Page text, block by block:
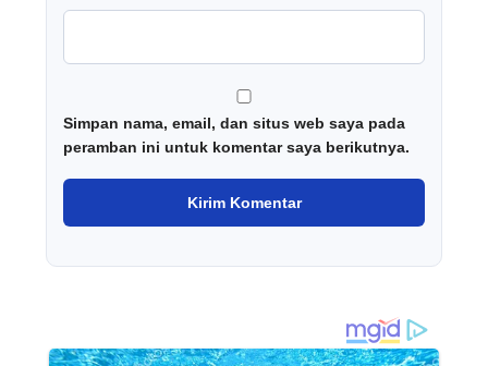
Simpan nama, email, dan situs web saya pada
peramban ini untuk komentar saya berikutnya.